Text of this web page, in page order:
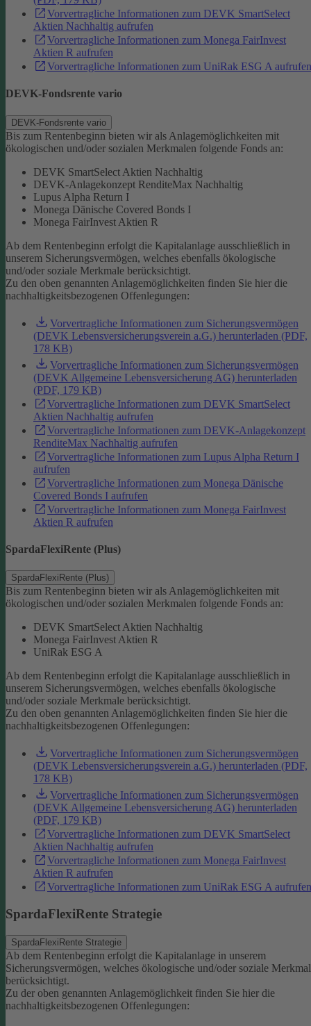
Vorvertragliche Informationen zum DEVK SmartSelect
Aktien Nachhaltig aufrufen
Vorvertragliche Informationen zum Monega FairInvest
Aktien R aufrufen
Vorvertragliche Informationen zum UniRak ESG A aufrufen
DEVK-Fondsrente vario
DEVK-Fondsrente vario
Bis zum Rentenbeginn bieten wir als Anlagemöglichkeiten mit
ökologischen und/oder sozialen Merkmalen folgende Fonds an:
DEVK SmartSelect Aktien Nachhaltig
DEVK-Anlagekonzept RenditeMax Nachhaltig
Lupus Alpha Return I
Monega Dänische Covered Bonds I
Monega FairInvest Aktien R
Ab dem Rentenbeginn erfolgt die Kapitalanlage ausschließlich in
unserem Sicherungsvermögen, welches ebenfalls ökologische
und/oder soziale Merkmale berücksichtigt.
Zu den oben genannten Anlagemöglichkeiten finden Sie hier die
nachhaltigkeitsbezogenen Offenlegungen:
Vorvertragliche Informationen zum Sicherungsvermögen
(DEVK Lebensversicherungsverein a.G.) herunterladen (PDF,
178 KB)
Vorvertragliche Informationen zum Sicherungsvermögen
(DEVK Allgemeine Lebensversicherung AG) herunterladen
(PDF, 179 KB)
Vorvertragliche Informationen zum DEVK SmartSelect
Aktien Nachhaltig aufrufen
Vorvertragliche Informationen zum DEVK-Anlagekonzept
RenditeMax Nachhaltig aufrufen
Vorvertragliche Informationen zum Lupus Alpha Return I
aufrufen
Vorvertragliche Informationen zum Monega Dänische
Covered Bonds I aufrufen
Vorvertragliche Informationen zum Monega FairInvest
Aktien R aufrufen
SpardaFlexiRente (Plus)
SpardaFlexiRente (Plus)
Bis zum Rentenbeginn bieten wir als Anlagemöglichkeiten mit
ökologischen und/oder sozialen Merkmalen folgende Fonds an:
DEVK SmartSelect Aktien Nachhaltig
Monega FairInvest Aktien R
UniRak ESG A
Ab dem Rentenbeginn erfolgt die Kapitalanlage ausschließlich in
unserem Sicherungsvermögen, welches ebenfalls ökologische
und/oder soziale Merkmale berücksichtigt.
Zu den oben genannten Anlagemöglichkeiten finden Sie hier die
nachhaltigkeitsbezogenen Offenlegungen:
Vorvertragliche Informationen zum Sicherungsvermögen
(DEVK Lebensversicherungsverein a.G.) herunterladen (PDF,
178 KB)
Vorvertragliche Informationen zum Sicherungsvermögen
(DEVK Allgemeine Lebensversicherung AG) herunterladen
(PDF, 179 KB)
Vorvertragliche Informationen zum DEVK SmartSelect
Aktien Nachhaltig aufrufen
Vorvertragliche Informationen zum Monega FairInvest
Aktien R aufrufen
Vorvertragliche Informationen zum UniRak ESG A aufrufen
SpardaFlexiRente Strategie
SpardaFlexiRente Strategie
Ab dem Rentenbeginn erfolgt die Kapitalanlage in unserem
Sicherungsvermögen, welches ökologische und/oder soziale
berücksichtigt.
Zu der oben genannten Anlagemöglichkeit finden Sie hier die
nachhaltigkeitsbezogenen Offenlegungen: